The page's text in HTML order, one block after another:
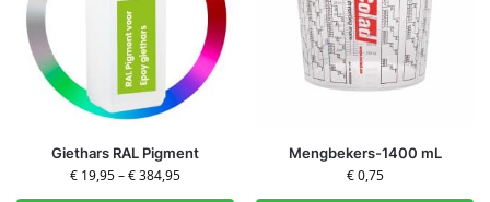
Giethars RAL Pigment
€ 19,95–€384,95
Mengbekers-1400 mL
€0,75